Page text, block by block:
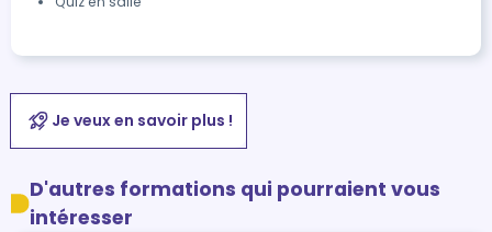
Je veux en savoir plus !
D'autres formations qui pourraient vous
intéresser